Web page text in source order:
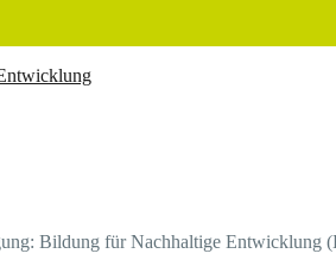
Bildung für Nachhaltige Entwicklung